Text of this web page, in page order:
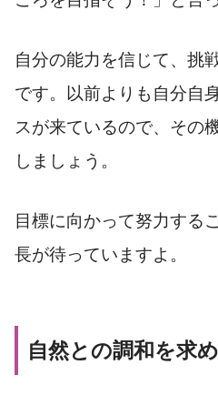
自分の能力を信じて、挑
です。以前よりも自分自
スが来ているので、その
しましょう。
目標に向かって努力する
長が待っていますよ。
自然との調和を求